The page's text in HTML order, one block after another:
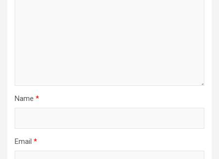
Name *
Email *